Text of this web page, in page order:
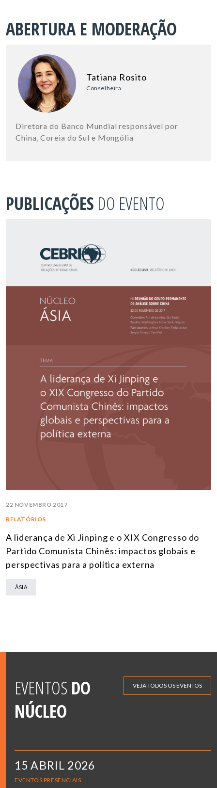
ABERTURA E MODERAÇÃO
Tatiana Rosito
Conselheira
Diretora do Banco Mundial responsável por
China, Coreia do Sul e Mongólia
PUBLICAÇÕES DO EVENTO
22 NOVEMBRO 2017
RELATÓRIOS
A liderança de Xi Jinping e o XIX Congresso do
Partido Comunista Chinês: impactos globais e
perspectivas para a política externa
ÁSIA
EVENTOS DO
NÚCLEO
VEJA TODOS OS EVENTOS
15 ABRIL 2026
EVENTOS PRESENCIAIS